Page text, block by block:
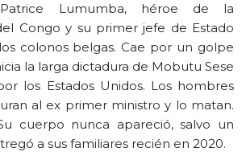
Lumumba, héroe de la
Congo y su primer jefe de Estado
colonos belgas. Cae por un golpe
la larga dictadura de Mobutu Sese
los Estados Unidos. Los hombres
al ex primer ministro y lo matan.
cuerpo nunca apareció, salvo un
a sus familiares recién en 2020.